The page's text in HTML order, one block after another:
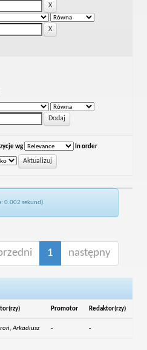
wg In order
0.002 sekund).
1 następny
Promotor Redaktor(rzy)
Arkadiusz - -